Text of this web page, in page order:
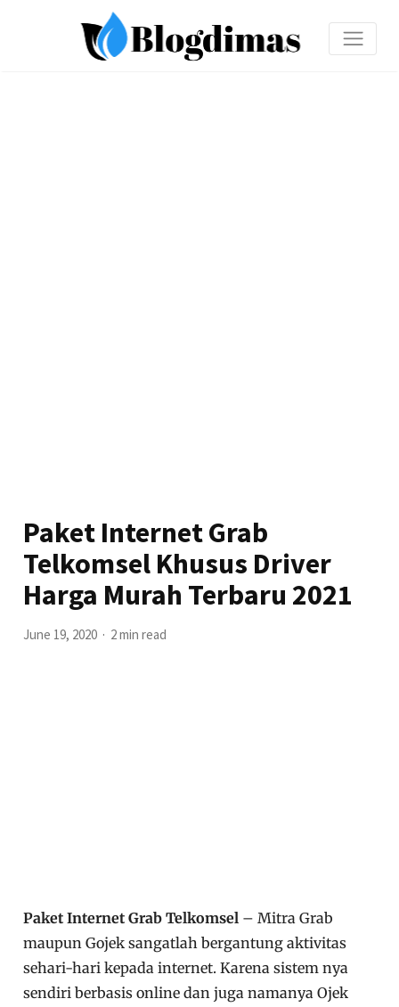
Paket Internet Grab
Telkomsel Khusus Driver
Harga Murah Terbaru 2021
June 19, 2020 2 min read
Paket Internet Grab Telkomsel – Mitra Grab
maupun Gojek sangatlah bergantung aktivitas
sehari-hari kepada internet. Karena sistem nya
sendiri berbasis online dan juga namanya Ojek